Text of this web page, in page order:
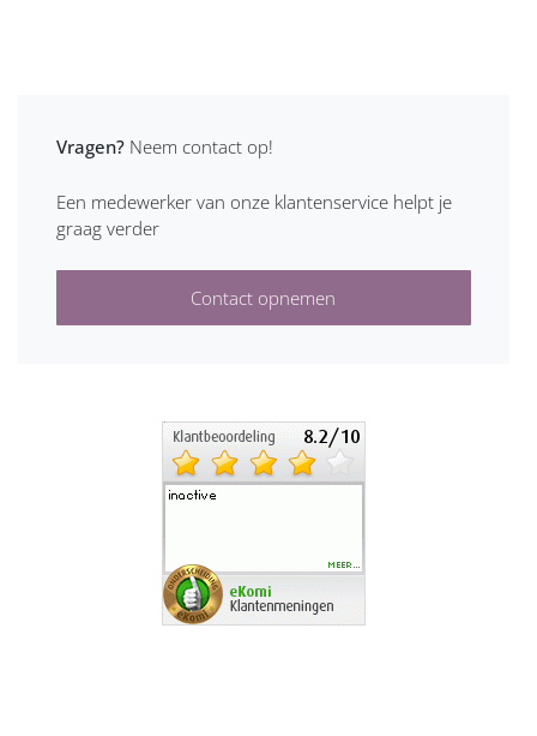
Vragen? Neem contact op!
Een medewerker van onze klantenservice helpt je
graag verder
Contact opnemen